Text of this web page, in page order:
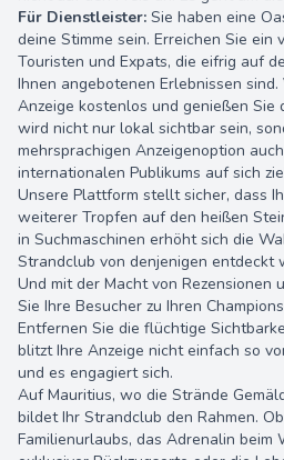
Für Dienstleister: Sie haben eine
deine Stimme sein. Erreichen Sie ein
Touristen und Expats, die eifrig auf
Ihnen angebotenen Erlebnissen
Anzeige kostenlos und genießen
wird nicht nur lokal sichtbar sein,
mehrsprachigen Anzeigenoption
internationalen Publikums auf sich
Unsere Plattform stellt sicher, dass
weiterer Tropfen auf den heißen
in Suchmaschinen erhöht sich die
Strandclub von denjenigen entdeckt
Und mit der Macht von Rezensionen
Sie Ihre Besucher zu Ihren
Entfernen Sie die flüchtige
blitzt Ihre Anzeige nicht einfach so
und es engagiert sich.
Auf Mauritius, wo die Strände
bildet Ihr Strandclub den Rahmen.
Familienurlaubs, das Adrenalin beim